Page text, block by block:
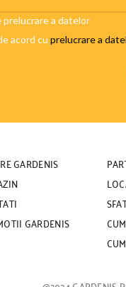
prelucrare a datelor
acord cu prelucrare a
GARDENIS
GARDENIS